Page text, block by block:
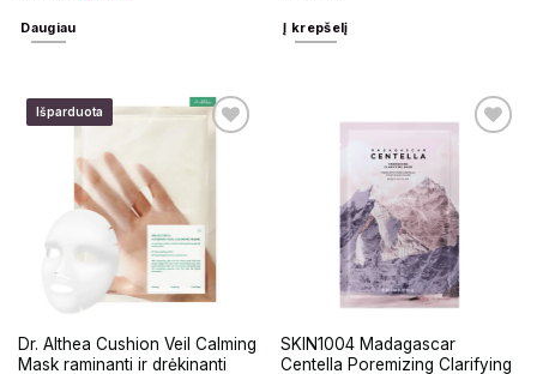
Daugiau Į krepšelį
Išparduota
Dr. Althea Cushion Veil Calming
Mask raminanti ir drėkinanti
SKIN1004 Madagascar
Centella Poremizing Clarifying